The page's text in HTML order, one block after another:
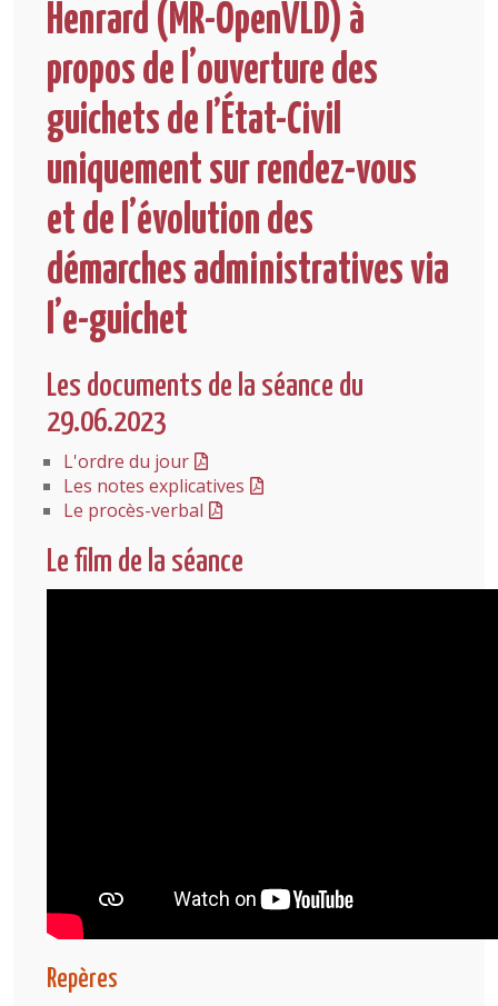
Henrard (MR-OpenVLD) à
propos de l’ouverture des
guichets de l’État-Civil
uniquement sur rendez-vous
et de l’évolution des
démarches administratives via
l’e-guichet
Les documents de la séance du
29.06.2023
L'ordre du jour
Les notes explicatives
Le procès-verbal
Le film de la séance
Repères